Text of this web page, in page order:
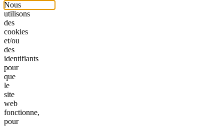
Nous
utilisons
des
cookies
et/ou
des
identifiants
pour
que
le
site
web
fonctionne,
pour